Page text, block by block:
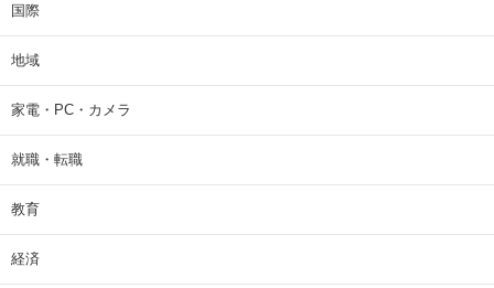
国際
地域
家電・PC・カメラ
就職・転職
教育
経済